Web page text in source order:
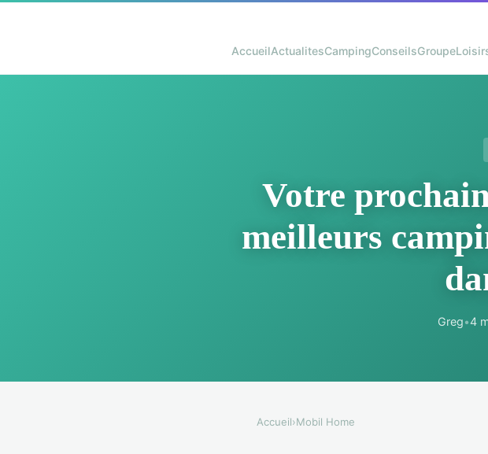
AccueilActualitesCampingConseilsGroupe
Votre
meilleurs
Greg•4
Accueil›Mobil Home